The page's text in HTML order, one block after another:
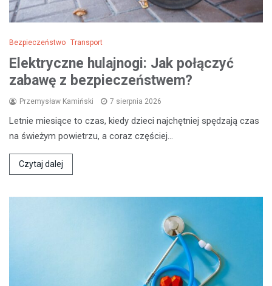
Bezpieczeństwo Transport
Elektryczne hulajnogi: Jak połączyć
zabawę z bezpieczeństwem?
Przemysław Kamiński 7 sierpnia 2026
Letnie miesiące to czas, kiedy dzieci najchętniej spędzają czas
na świeżym powietrzu, a coraz częściej…
Czytaj dalej